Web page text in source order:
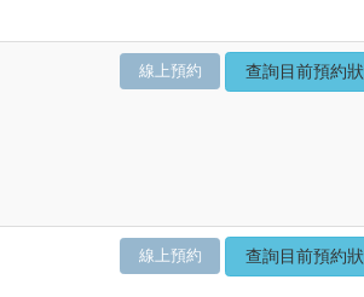
線上預約 查詢目前預約
線上預約 查詢目前預約